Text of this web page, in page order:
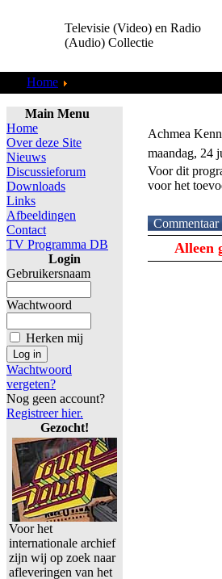
Televisie (Video) en Radio
(Audio) Collectie
Home
Main Menu
Home
Over deze Site
Nieuws
Discussieforum
Downloads
Links
Afbeeldingen
Contact
TV Programma DB
Login
Gebruikersnaam
Wachtwoord
Herken mij
Wachtwoord
vergeten?
Nog geen account?
Registreer hier.
Gezocht!
Voor het
internationale archief
zijn wij op zoek naar
afleveringen van het
Achmea
maandag, 24
Voor dit
voor het
Commentaar
Alleen